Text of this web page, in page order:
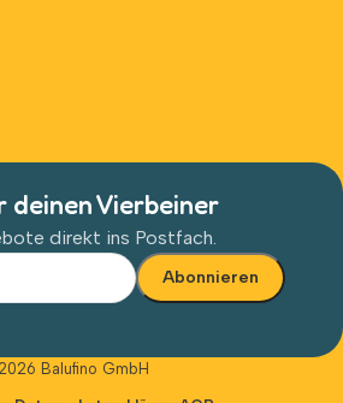
deinen Vierbeiner
direkt ins Postfach.
2026 Balufino GmbH